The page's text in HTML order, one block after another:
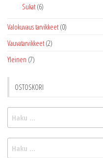
Sukat (6)
Valokuvaus tarvikkeet (0)
Vauvatarvikkeet (2)
Yleinen (7)
OSTOSKORI
Haku:
Haku: